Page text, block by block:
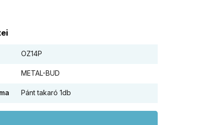
OZ14P
METAL-BUD
Pánt takaró 1db